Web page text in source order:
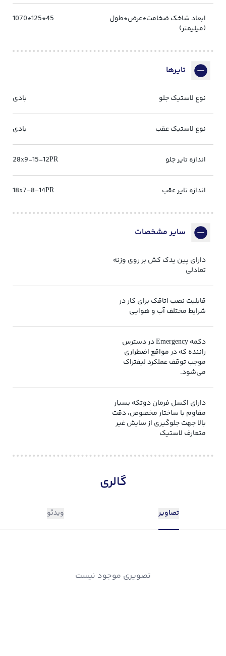
ابعاد شاخک ضخامت*عرض*طول
(میلیمتر)
45*125*1070
تایرها
نوع لاستیک جلو بادی
نوع لاستیک عقب بادی
اندازه تایر جلو 28x9-15-12PR
اندازه تایر عقب 18x7-8-14PR
سایر مشخصات
دارای پین یدک کش بر روی وزنه
تعادلی
قابلیت نصب اتاقک برای کار در
شرایط مختلف آب و هوایی
دکمه Emergency در دسترس
راننده که در مواقع اضطراری
موجب توقف عملکرد لیفتراک
می‌شود.
دارای اکسل فرمان دوتکه بسیار
مقاوم با ساختار مخصوص، دقت
بالا جهت جلوگیری از سایش غیر
متعارف لاستیک
گالری
تصاویر ویدئو
تصویری موجود نیست